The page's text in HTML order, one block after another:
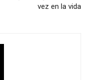
vez en la vida